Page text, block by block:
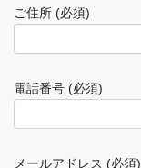
ご住所 (必須)
電話番号 (必須)
メールアドレス (必須)